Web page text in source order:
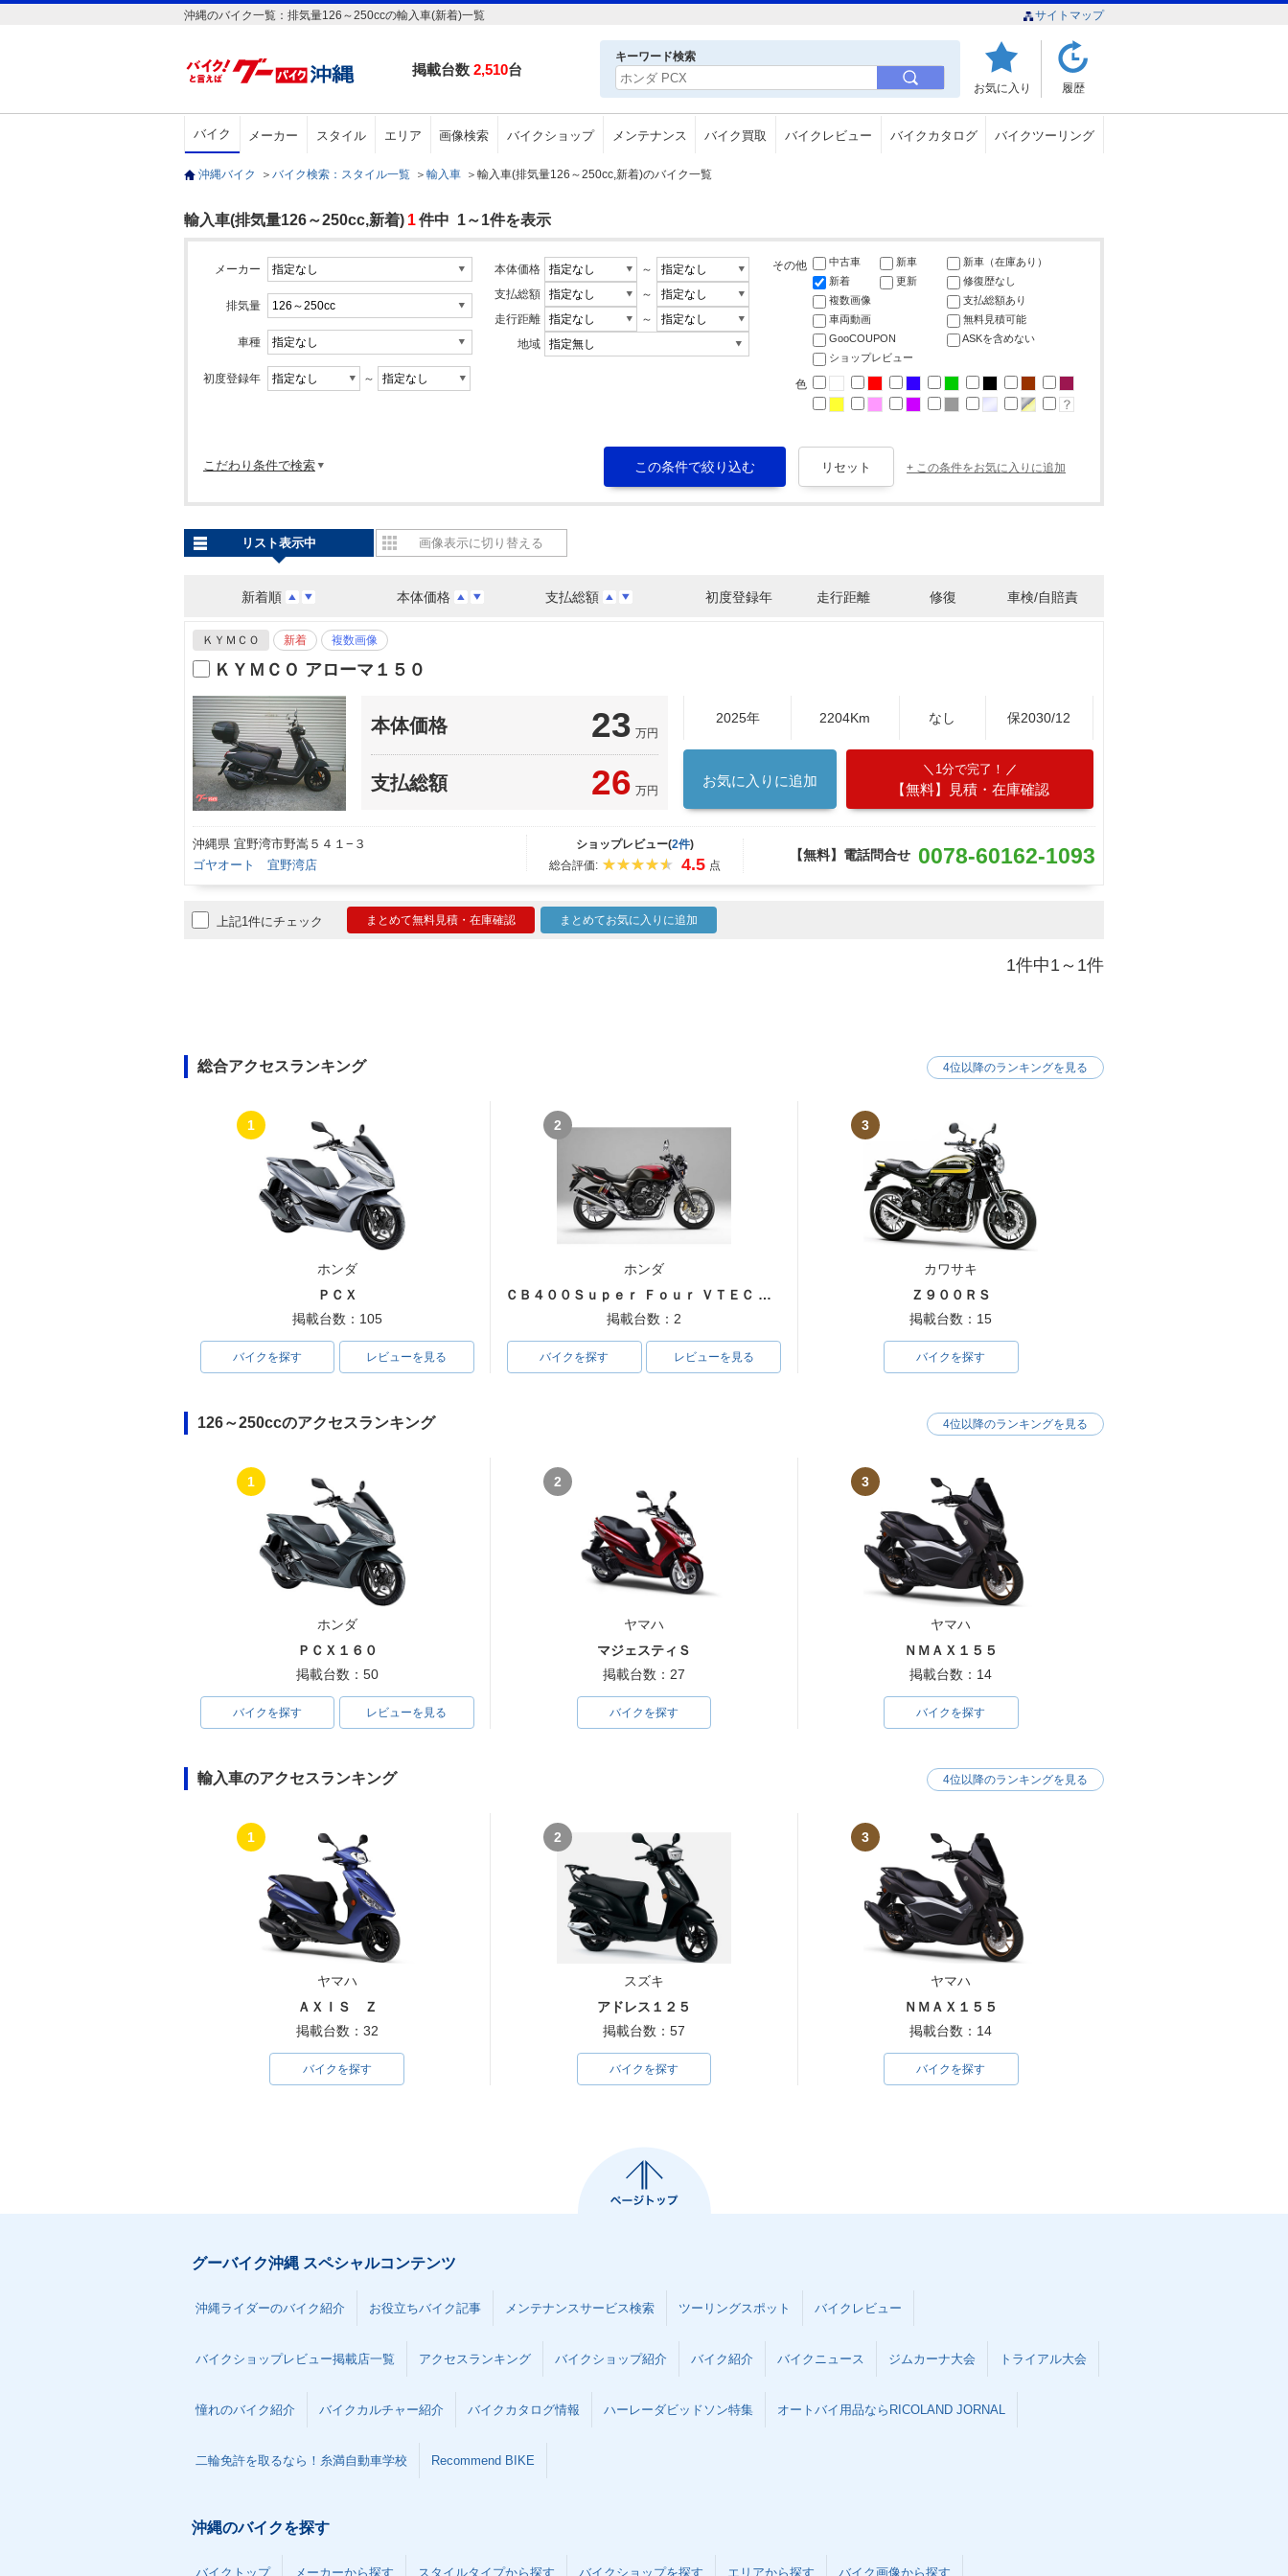
沖縄のバイク一覧：排気量126～250ccの輸入車(新着)一覧 サイトマップ
掲載台数 2,510台
キーワード検索
お気に入り 履歴
バイク メーカー スタイル エリア 画像検索 バイクショップ メンテナンス バイク買取 バイクレビュー バイクカタログ バイクツーリング
沖縄バイク ＞ バイク検索：スタイル一覧 ＞ 輸入車 ＞ 輸入車(排気量126～250cc,新着)のバイク一覧
輸入車(排気量126～250cc,新着) 1件中 1～1件を表示
メーカー
排気量
車種
初度登録年 ～
本体価格
～
支払総額
～
走行距離
～
地域
その他 中古車 新車
新車（在庫あり）
新着
更新
修復歴なし
複数画像
支払総額あり
車両動画
無料見積可能
GooCOUPON
ASKを含めない
ショップレビュー
色
こだわり条件で検索 + この条件をお気に入りに追加
新着順 本体価格 支払総額 初度登録年 走行距離 修復 車検/自賠責
リスト表示中 画像表示に切り替える
ＫＹＭＣＯ 新着 複数画像
ＫＹＭＣＯ アローマ１５０
本体価格 23 万円
支払総額 26 万円
2025年 2204Km なし 保2030/12
お気に入りに追加
1分で完了！
【無料】見積・在庫確認
沖縄県 宜野湾市野嵩５４１−３
ゴヤオート 宜野湾店
ショップレビュー(2件)
総合評価:
4.5 点
【無料】電話問合せ 0078-60162-1093
上記1件にチェック まとめて無料見積・在庫確認 まとめてお気に入りに追加
1件中1～1件
総合アクセスランキング
1
ホンダ
ＰＣＸ
掲載台数：105
バイクを探す レビューを見る
2
ホンダ
ＣＢ４００Ｓｕｐｅｒ Ｆｏｕｒ ＶＴＥＣ ＳＰＥＣ３
掲載台数：2
バイクを探す レビューを見る
3
カワサキ
Ｚ９００ＲＳ
掲載台数：15
バイクを探す
4位以降のランキングを見る
126～250ccのアクセスランキング
1
ホンダ
ＰＣＸ１６０
掲載台数：50
バイクを探す レビューを見る
2
ヤマハ
マジェスティＳ
掲載台数：27
バイクを探す
3
ヤマハ
ＮＭＡＸ１５５
掲載台数：14
バイクを探す
4位以降のランキングを見る
輸入車のアクセスランキング
1
ヤマハ
ＡＸＩＳ Ｚ
掲載台数：32
バイクを探す
2
スズキ
アドレス１２５
掲載台数：57
バイクを探す
3
ヤマハ
ＮＭＡＸ１５５
掲載台数：14
バイクを探す
4位以降のランキングを見る
グーバイク沖縄 スペシャルコンテンツ
沖縄ライダーのバイク紹介 お役立ちバイク記事 メンテナンスサービス検索 ツーリングスポット バイクレビュー
バイクショップレビュー掲載店一覧 アクセスランキング バイクショップ紹介 バイク紹介 バイクニュース ジムカーナ大会 トライアル大会
憧れのバイク紹介 バイクカルチャー紹介 バイクカタログ情報 ハーレーダビッドソン特集 オートバイ用品ならRICOLAND JORNAL
二輪免許を取るなら！糸満自動車学校 Recommend BIKE
沖縄のバイクを探す
バイクトップ メーカーから探す スタイルタイプから探す バイクショップを探す エリアから探す バイク画像から探す